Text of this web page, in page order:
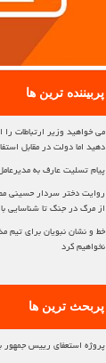
پربیننده ترین ها
می خواهید وزیر ارتباطات را
دهید اما دولت در مقابل
پیام تسلیت عارف به
روایت دختر سردار حسینی
از مرگ در جنگ تا شناسایی
خط و نشان نبویان برای تیم
نخواهیم کرد
پربحث ترین ها
پروژه استعفای رییس جمهور